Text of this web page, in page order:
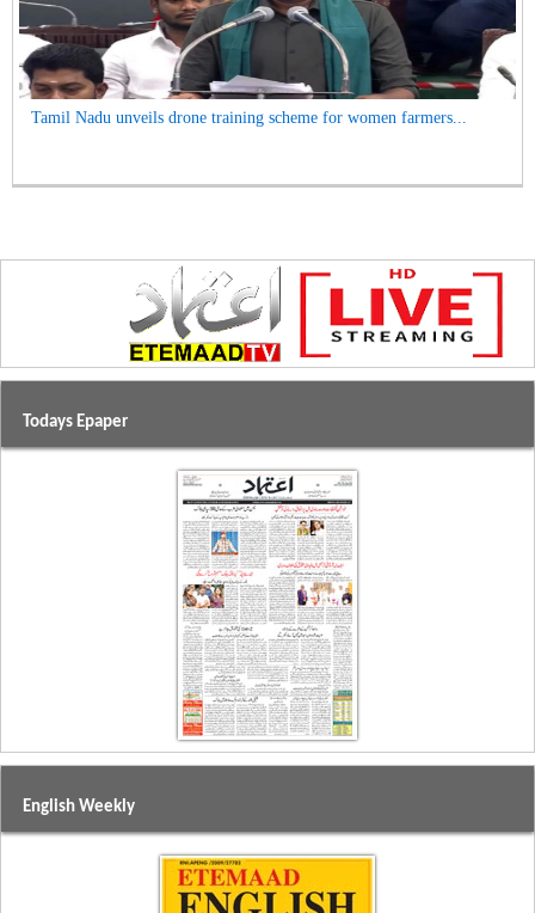
Tamil Nadu unveils drone training scheme for women farmers...
Todays Epaper
English Weekly